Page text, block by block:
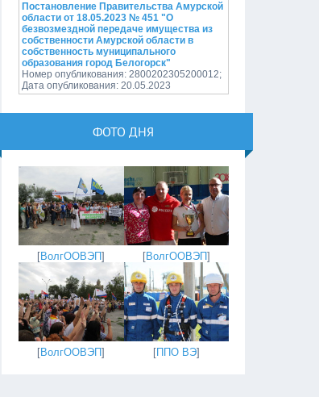
Постановление Правительства Амурской
области от 18.05.2023 № 451 "О
безвозмездной передаче имущества из
собственности Амурской области в
собственность муниципального
образования город Белогорск"
Номер опубликования: 2800202305200012;
Дата опубликования: 20.05.2023
ФОТО ДНЯ
[ВолгООВЭП] [ВолгООВЭП]
[ВолгООВЭП] [ППО ВЭ]